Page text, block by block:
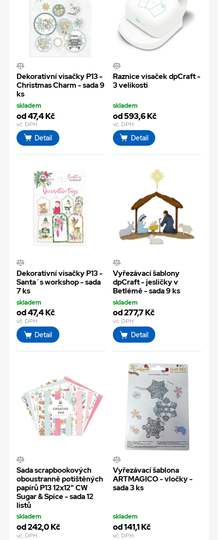
Dekorativní visačky P13 -
Christmas Charm - sada 9
ks
skladem
od 47,4 Kč
vč. DPH
Detail
Raznice visaček dpCraft -
3 velikosti
skladem
od 593,6 Kč
vč. DPH
Detail
Dekorativní visačky P13 -
Santa´s workshop - sada
7 ks
skladem
od 47,4 Kč
vč. DPH
Detail
Vyřezávací šablony
dpCraft - jesličky v
Betlémě - sada 9 ks
skladem
od 277,7 Kč
vč. DPH
Detail
Sada scrapbookových
oboustranně potištěných
papírů P13 12x12" CW
Sugar & Spice - sada 12
listů
skladem
od 242,0 Kč
vč. DPH
Vyřezávací šablona
ARTMAGICO - vločky -
sada 3 ks
skladem
od 141,1 Kč
vč. DPH